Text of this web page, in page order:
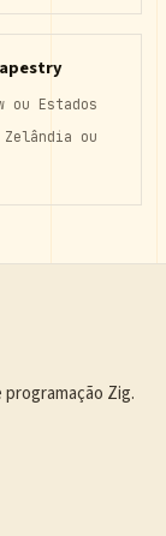
ou Estados
ou
Zig.